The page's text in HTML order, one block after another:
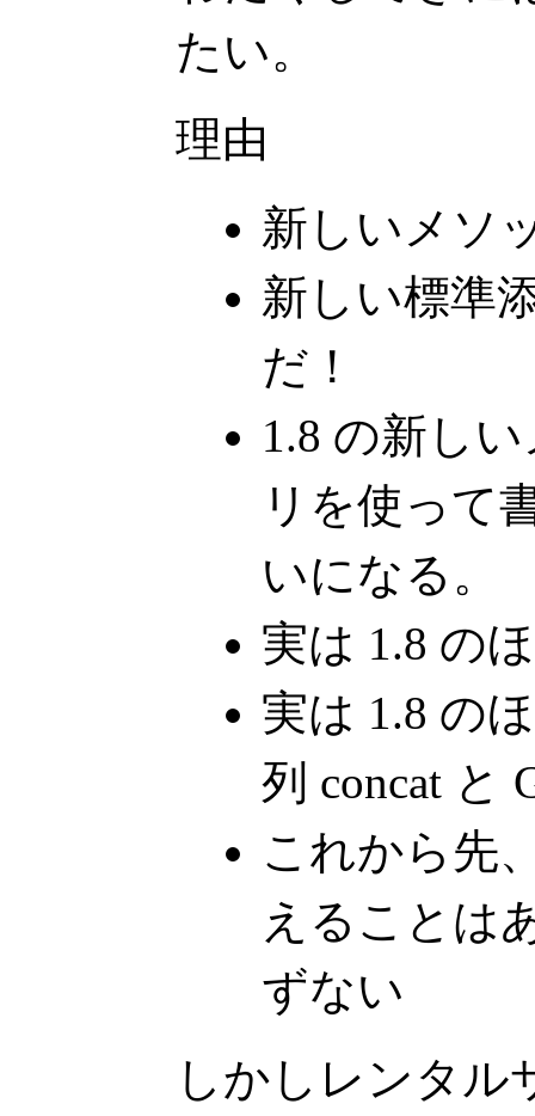
たい。
理由
新しいメソ
新しい標準
だ！
1.8 の新し
リを使って
いになる。
実は 1.8 の
実は 1.8 の
列 concat と
これから先
えることは
ずない
しかしレンタル